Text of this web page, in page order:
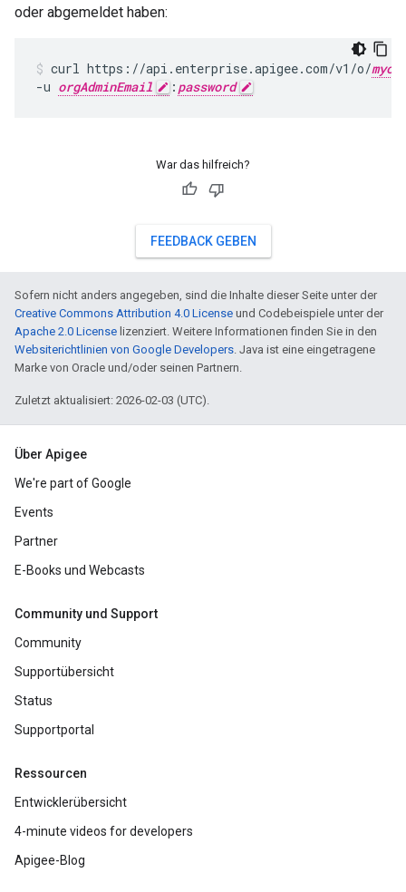
oder abgemeldet haben:
curl https://api.enterprise.apigee.com/v1/o/
-u orgAdminEmail : password
War das hilfreich?
FEEDBACK GEBEN
Sofern nicht anders angegeben, sind die Inhalte dieser Seite unter der
Creative Commons Attribution 4.0 License und Codebeispiele unter der
Apache 2.0 License lizenziert. Weitere Informationen finden Sie in den
Websiterichtlinien von Google Developers. Java ist eine eingetragene
Marke von Oracle und/oder seinen Partnern.
Zuletzt aktualisiert: 2026-02-03 (UTC).
Über Apigee
We're part of Google
Events
Partner
E-Books und Webcasts
Community und Support
Community
Supportübersicht
Status
Supportportal
Ressourcen
Entwicklerübersicht
4-minute videos for developers
Apigee-Blog